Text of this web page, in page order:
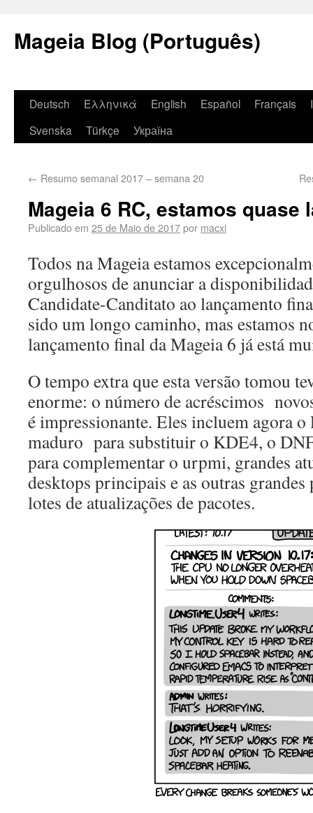
Mageia Blog (Português)
Deutsch Ελληνικά English Español Français
Svenska
Türkçe Україна
← Resumo semanal 2017 – semana 20
Mageia 6 RC, estamos quase
Publicado em 25 de Maio de 2017por macxi
Todos na Mageia estamos
orgulhosos de anunciar a
Candidate-Canditato ao lançamento
sido um longo caminho, mas estamos
lançamento final da Mageia 6 já está
O tempo extra que esta versão tomou
enorme: o número de acréscimos
é impressionante. Eles incluem agora
maduro para substituir o KDE4, o
para complementar o urpmi, grandes
desktops principais e as outras grandes
lotes de atualizações de pacotes.